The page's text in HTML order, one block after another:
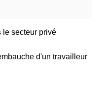
le secteur privé
d'un travailleur